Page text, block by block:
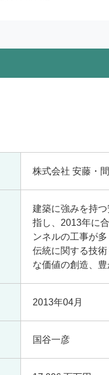
株式会社 安藤・間
建築に強みを持
指し、2013年に
ンネルの工事が
伝統に関する技
な価値の創造、
2013年04月
国谷一彦